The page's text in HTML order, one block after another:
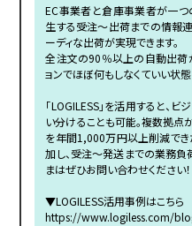
EC事業者と倉庫事業者が一つ
生する受注～出荷までの情報
ーディな出荷が実現できます。
全注文の90％以上の自動出荷
ョンでほぼ何もしなくていい状態
「LOGILESS」を活用すると、
い分けることも可能。複数拠点
を年間1,000万円以上削減でき
加し、受注～発送までの業務負
まはぜひお問い合わせください！
▼LOGILESS活用事例はこちら
https://www.logiless.com/